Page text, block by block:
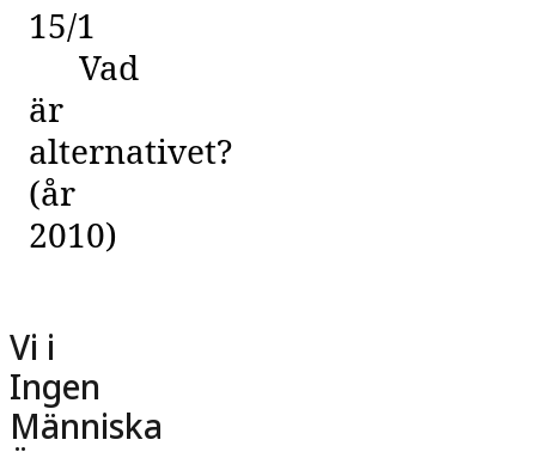
15/1
Vad
är
alternativet?
(år
2010)
Vi i
Ingen
Människa